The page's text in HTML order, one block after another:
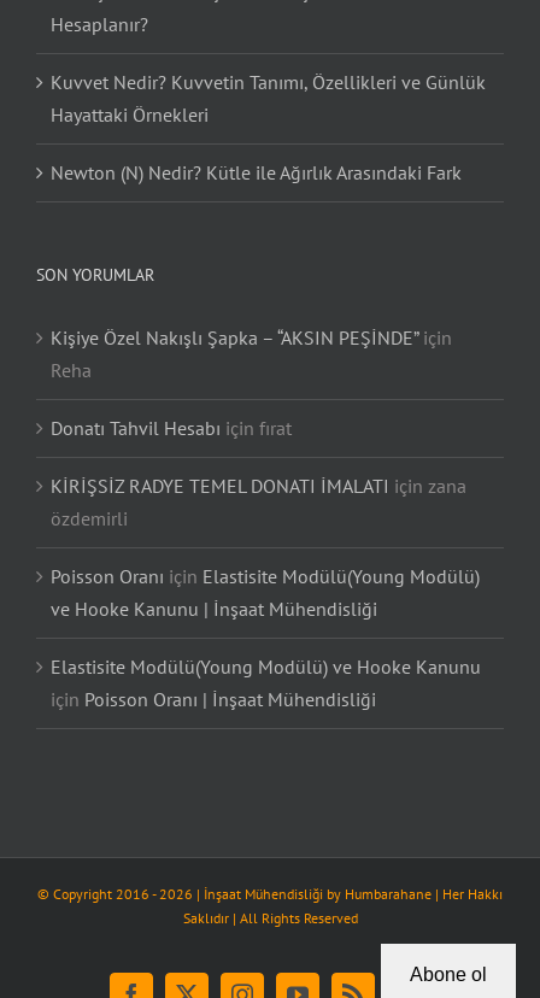
Hesaplanır?
Kuvvet Nedir? Kuvvetin Tanımı, Özellikleri ve Günlük
Hayattaki Örnekleri
Newton (N) Nedir? Kütle ile Ağırlık Arasındaki Fark
SON YORUMLAR
Kişiye Özel Nakışlı Şapka – “AKSIN PEŞİNDE”için
Reha
Donatı Tahvil Hesabı için fırat
KİRİŞSİZ RADYE TEMEL DONATI İMALATI için zana
özdemirli
Poisson Oranı için Elastisite Modülü(Young Modülü)
ve Hooke Kanunu | İnşaat Mühendisliği
Elastisite Modülü(Young Modülü) ve Hooke Kanunu
için Poisson Oranı | İnşaat Mühendisliği
© Copyright 2016 -2026 | İnşaat Mühendisliği by Humbarahane | Her Hakkı
Saklıdır | All Rights Reserved
Abone ol